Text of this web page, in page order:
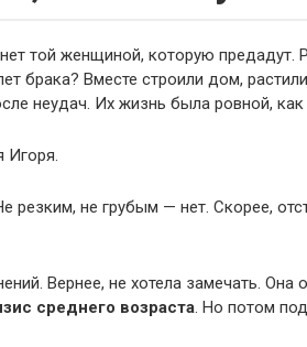
той женщиной, которую предадут.
брака? Вместе строили дом,
неудач. Их жизнь была ровной, как
Игоря.
резким, не грубым — нет. Скорее,
Вернее, не хотела замечать. Она
среднего возраста. Но потом